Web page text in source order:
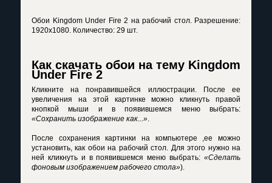
Обои Kingdom Under Fire 2 на рабочий стол. Разрешение:
1920x1080. Количество: 29 шт.
Как скачать обои на тему Kingdom
Under Fire 2
Кликните на понравившейся иллюстрации. После ее
увеличения на этой картинке можно кликнуть правой
кнопкой мыши и в появившемся меню выбрать:
«Сохранить изображение как...».
После сохранения картинки на компьютере ,ее можно
установить, как обои на рабочий стол. Для этого нужно на
ней кликнуть и в появившемся меню выбрать: «Сделать
фоновым изображением рабочего стола»).